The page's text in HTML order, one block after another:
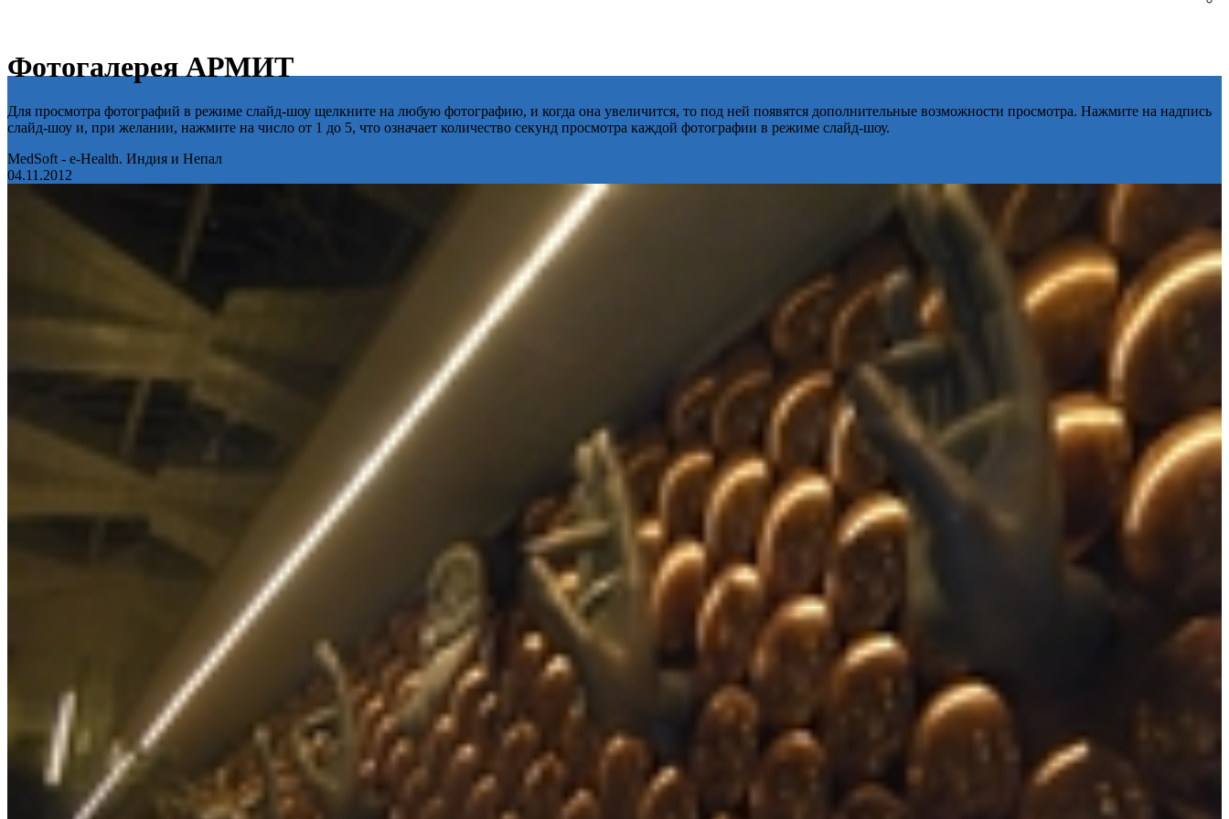
Фотогалерея АРМИТ
Для просмотра фотографий в режиме слайд-шоу щелкните на любую фотографию, и когда она увеличится, то под ней появятся дополнительные возможности просмотра. Нажмите на надпись
слайд-шоу и, при желании, нажмите на число от 1 до 5, что означает количество секунд просмотра каждой фотографии в режиме слайд-шоу.
MedSoft - e-Health. Индия и Непал
04.11.2012